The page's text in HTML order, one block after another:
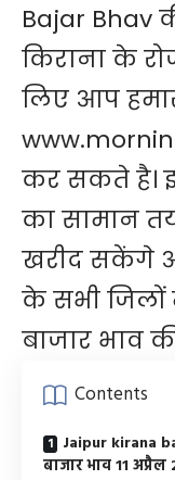
Bajar Bhav
किराना के
लिए आप
कर सकते है।
का सामान
खरीद सकेंगे
के सभी जिलों
बाजार भाव
Contents
Jaipur kirana
बाजार भाव 11 अप्रैल